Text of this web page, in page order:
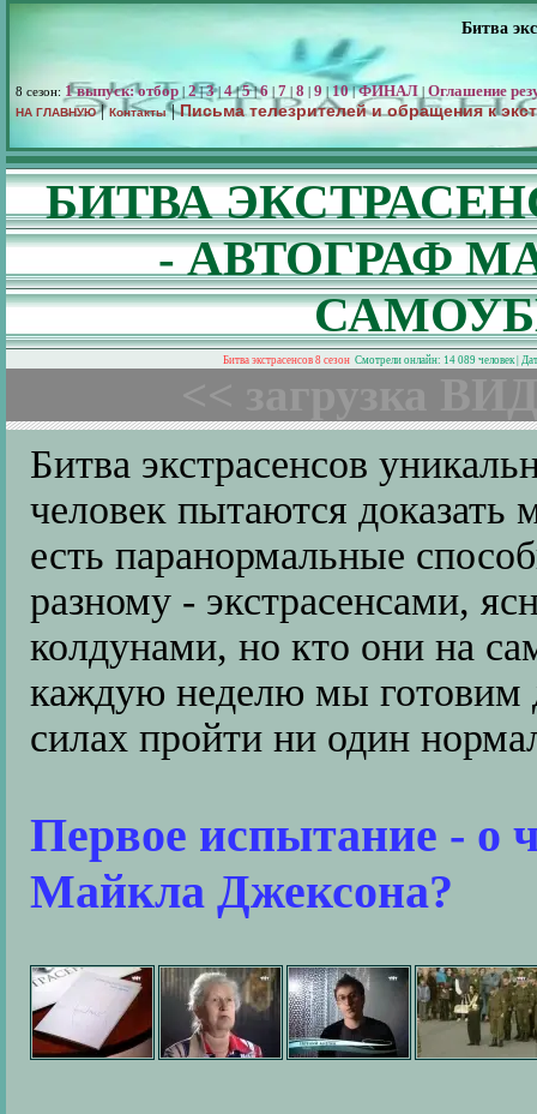
Битва
8 сезон: 1 выпуск: отбор | 2|3| 4|5|6 | 7 | 8 | 9|10|ФИНАЛ | Оглашение
НА ГЛАВНУЮ|Контакты|Письма телезрителей и обращения к
БИТВА
- АВТОГРАФ
Битва экстрасенсов 8 сезон Смотрели онлайн: 14 089 человек |
Битва экстрасенсов
человек пытаются доказать
есть паранормальные
разному - экстрасенсами,
колдунами, но кто они на
каждую неделю мы готовим
силах пройти ни один
Первое испытание - о
Майкла Джексона?